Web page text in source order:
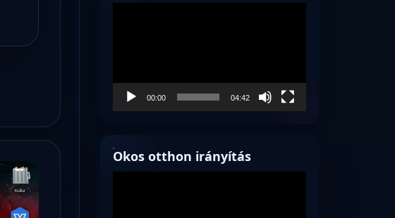
00:00 04:42
Okos otthon irányítás